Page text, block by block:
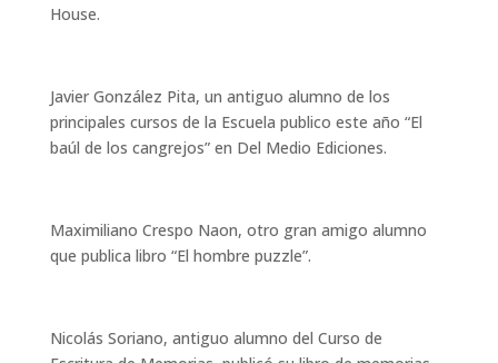
House.
Javier González Pita, un antiguo alumno de los
principales cursos de la Escuela publico este año “El
baúl de los cangrejos” en Del Medio Ediciones.
Maximiliano Crespo Naon, otro gran amigo alumno
que publica libro “El hombre puzzle”.
Nicolás Soriano, antiguo alumno del Curso de